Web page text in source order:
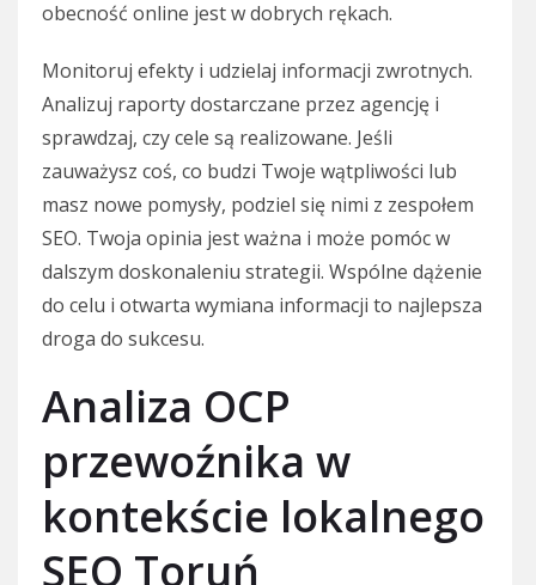
obecność online jest w dobrych rękach.
Monitoruj efekty i udzielaj informacji zwrotnych.
Analizuj raporty dostarczane przez agencję i
sprawdzaj, czy cele są realizowane. Jeśli
zauważysz coś, co budzi Twoje wątpliwości lub
masz nowe pomysły, podziel się nimi z zespołem
SEO. Twoja opinia jest ważna i może pomóc w
dalszym doskonaleniu strategii. Wspólne dążenie
do celu i otwarta wymiana informacji to najlepsza
droga do sukcesu.
Analiza OCP
przewoźnika w
kontekście lokalnego
SEO Toruń